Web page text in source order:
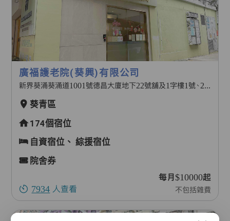
廣福護老院(葵興)有限公司
葵青區
174個宿位
自資宿位、綜援宿位
院舍券
7934 人查看
每月$10000起
不包括雜費